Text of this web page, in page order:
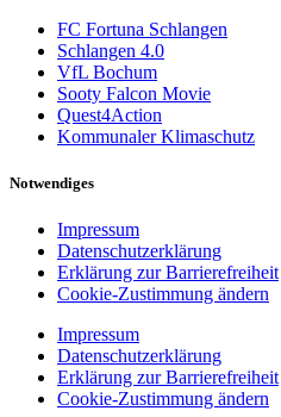
FC Fortuna Schlangen
Schlangen 4.0
VfL Bochum
Sooty Falcon Movie
Quest4Action
Kommunaler Klimaschutz
Notwendiges
Impressum
Datenschutzerklärung
Erklärung zur Barrierefreiheit
Cookie-Zustimmung ändern
Impressum
Datenschutzerklärung
Erklärung zur Barrierefreiheit
Cookie-Zustimmung ändern